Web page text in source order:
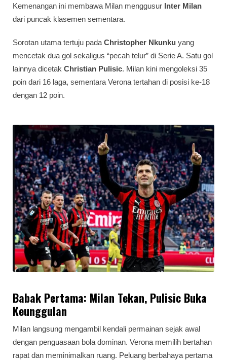
Kemenangan ini membawa Milan menggusur Inter Milan
dari puncak klasemen sementara.
Sorotan utama tertuju pada Christopher Nkunku yang
mencetak dua gol sekaligus “pecah telur” di Serie A. Satu gol
lainnya dicetak Christian Pulisic. Milan kini mengoleksi 35
poin dari 16 laga, sementara Verona tertahan di posisi ke-18
dengan 12 poin.
Babak Pertama: Milan Tekan, Pulisic Buka
Keunggulan
Milan langsung mengambil kendali permainan sejak awal
dengan penguasaan bola dominan. Verona memilih bertahan
rapat dan meminimalkan ruang. Peluang berbahaya pertama